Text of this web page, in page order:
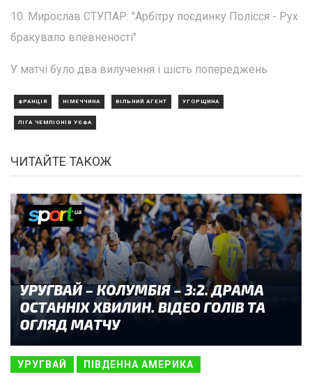
10. Мирослав СТУПАР: "Арбітру поєдинку Полісся - Рух
бракувало впевненості"
У матчі було два вилучення і шість попереджень
ФРАНЦІЯ НІМЕЧЧИНА ВІЛЬНИЙ АГЕНТ УГОРЩИНА
ЛІГА ЧЕМПІОНІВ УЄФА
ЧИТАЙТЕ ТАКОЖ
УРУГВАЙ ПІВДЕННА АМЕРИКА